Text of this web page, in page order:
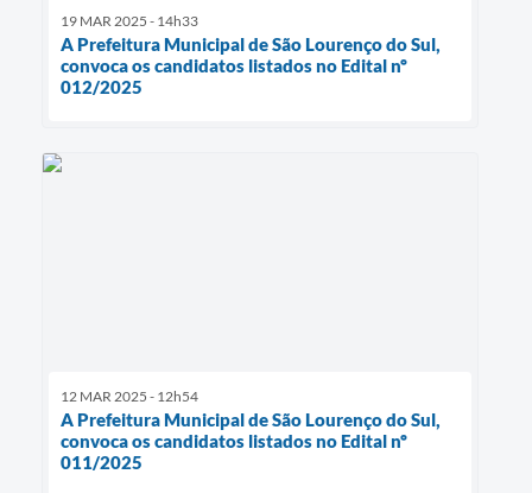
19 MAR 2025 - 14h33
A Prefeitura Municipal de São Lourenço do Sul,
convoca os candidatos listados no Edital nº
012/2025
12 MAR 2025 - 12h54
A Prefeitura Municipal de São Lourenço do Sul,
convoca os candidatos listados no Edital nº
011/2025